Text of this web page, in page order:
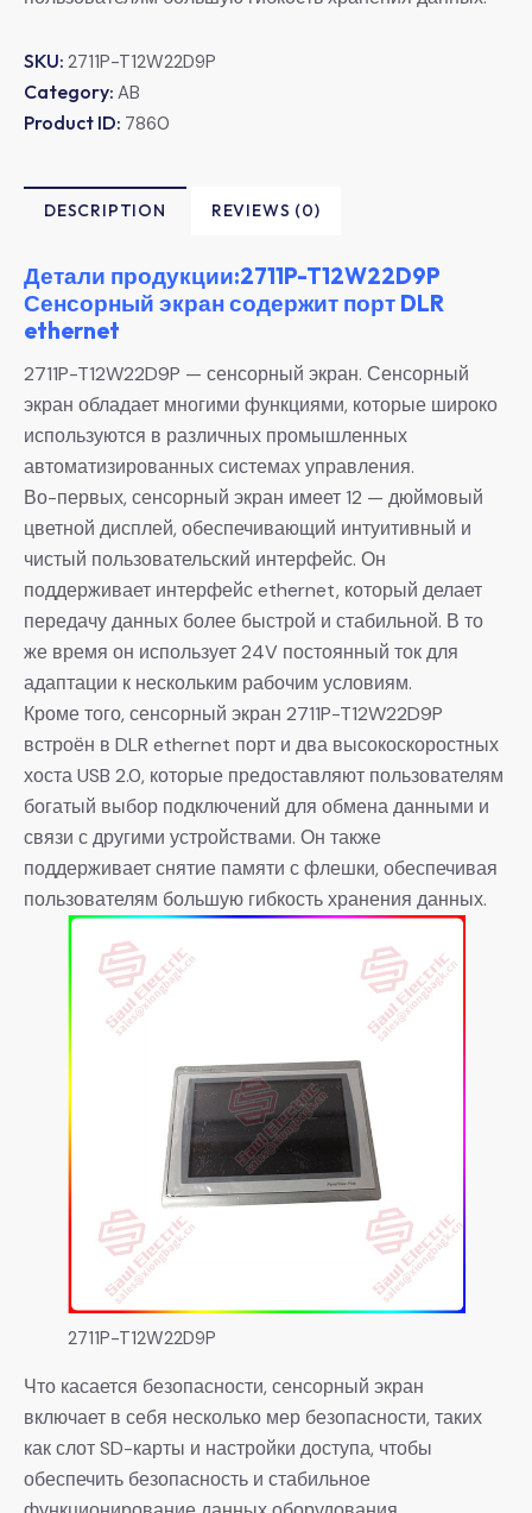
SKU: 2711P-T12W22D9P
Category: AB
Product ID: 7860
DESCRIPTION REVIEWS (0)
Детали продукции:2711P-T12W22D9P
Сенсорный экран содержит порт DLR
ethernet
2711P-T12W22D9P — сенсорный экран. Сенсорный
экран обладает многими функциями, которые широко
используются в различных промышленных
автоматизированных системах управления.
Во-первых, сенсорный экран имеет 12 — дюймовый
цветной дисплей, обеспечивающий интуитивный и
чистый пользовательский интерфейс. Он
поддерживает интерфейс ethernet, который делает
передачу данных более быстрой и стабильной. В то
же время он использует 24V постоянный ток для
адаптации к нескольким рабочим условиям.
Кроме того, сенсорный экран 2711P-T12W22D9P
встроён в DLR ethernet порт и два высокоскоростных
хоста USB 2.0, которые предоставляют пользователям
богатый выбор подключений для обмена данными и
связи с другими устройствами. Он также
поддерживает снятие памяти с флешки, обеспечивая
пользователям большую гибкость хранения данных.
2711P-T12W22D9P
Что касается безопасности, сенсорный экран
включает в себя несколько мер безопасности, таких
как слот SD-карты и настройки доступа, чтобы
обеспечить безопасность и стабильное